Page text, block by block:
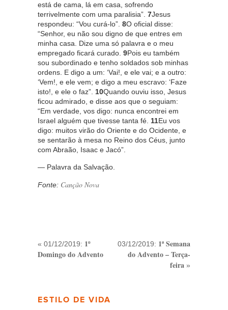
está de cama, lá em casa, sofrendo
terrivelmente com uma paralisia”. 7Jesus
respondeu: “Vou curá-lo”. 8O oficial disse:
“Senhor, eu não sou digno de que entres em
minha casa. Dize uma só palavra e o meu
empregado ficará curado. 9Pois eu também
sou subordinado e tenho soldados sob minhas
ordens. E digo a um: ‘Vai!, e ele vai; e a outro:
‘Vem!, e ele vem; e digo a meu escravo: ‘Faze
isto!, e ele o faz”. 10Quando ouviu isso, Jesus
ficou admirado, e disse aos que o seguiam:
“Em verdade, vos digo: nunca encontrei em
Israel alguém que tivesse tanta fé. 11Eu vos
digo: muitos virão do Oriente e do Ocidente, e
se sentarão à mesa no Reino dos Céus, junto
com Abraão, Isaac e Jacó”.
— Palavra da Salvação.
Fonte: Canção Nova
« 01/12/2019: 1º
Domingo do Advento
03/12/2019: 1ª Semana
do Advento – Terça-
feira »
ESTILO DE VIDA